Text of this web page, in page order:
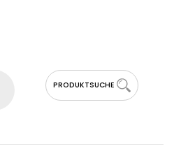
PRODUKTSUCHE